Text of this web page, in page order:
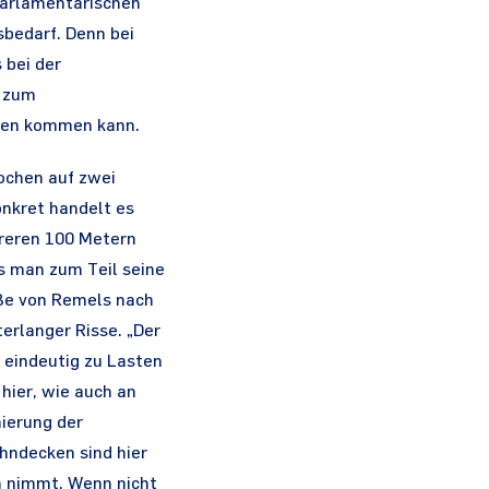
Denn bei
bei der
kommen kann.
auf zwei
handelt es
100 Metern
man zum Teil seine
von Remels nach
Risse. „Der
zu Lasten
wie auch an
der
sind hier
nimmt. Wenn nicht